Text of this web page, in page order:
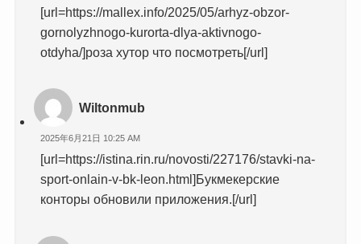
[url=https://mallex.info/2025/05/arhyz-obzor-
gornolyzhnogo-kurorta-dlya-aktivnogo-
otdyha/]роза хутор что посмотреть[/url]
Wiltonmub
2025年6月21日 10:25 AM
[url=https://istina.rin.ru/novosti/227176/stavki-na-
sport-onlain-v-bk-leon.html]Букмекерские
конторы обновили приложения.[/url]